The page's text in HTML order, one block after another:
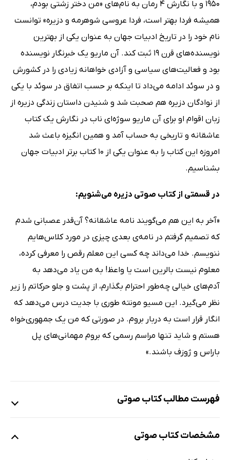
1950 و با نگارش 4 رمان به نام‌های «من دختر زشتی بودم،
همیشه فردا بهتر است، فردا عروسی شوهرمه و دزیره» توانست
نام خود را در تاریخ ادبیات جهان به عنوان یکی از بهترین
نویسنده‌های قرن 19 ثبت کند. آن ماریو یک خبرنگار نویسنده
بود و فعالیت‌های سیاسی و آزادی خواهانه زیادی را در کشورش
و در سوئد ادامه می‌داد تا اینکه بر حسب اتفاق در سوئد با یکی
از نوادگان دزیره هم صحبت شد و شنیدن داستان زندگی دزیره از
زبان اقوام او برای آن ماریو سوژه‌ای ناب در نگارش یک کتاب
عاشقانه و تاریخی به حساب آمد و همین انگیزه باعث شد
امروزه این کتاب را به عنوان یکی از 10 کتاب برتر ادبیات جهان
بشناسیم.
در قسمتی از کتاب صوتی دزیره می‌شنویم:
«آخر به این هم می‌گویند نامه عاشقانه؟ آن‌قدر عصبانی شدم
که تصمیم گرفتم در نامه‌ی بعدی چیزی در مورد کلاس‌هایم
ننویسم. خدا می‌داند چه کسی این معلم رقص را معرفی کرده،
معلوم نیست بالرین است یا واعظ! به من یاد می‌دهد به
آدم‌های خیالی چه‌طور احترام بگذارم، از پشت و جلو حرکاتم را زیر
نظر می‌گیرد. این مسیو مونته طوری با جدیت درس می‌دهد که
انگار قرار است به دربار بروم. در صورتی که من یک جمهوری‌خواه
هستم و شاید تنها مراسم رسمی که بروم مهمانی‌های پل
باراس و ژوزف باشند.»
فهرست مطالب کتاب صوتی
نمونه 1
مشخصات کتاب صوتی